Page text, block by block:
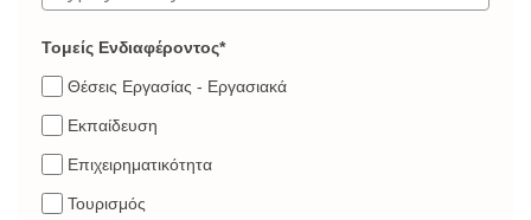
Τομείς Ενδιαφέροντος*
Θέσεις Εργασίας - Εργασιακά
Εκπαίδευση
Επιχειρηματικότητα
Τουρισμός